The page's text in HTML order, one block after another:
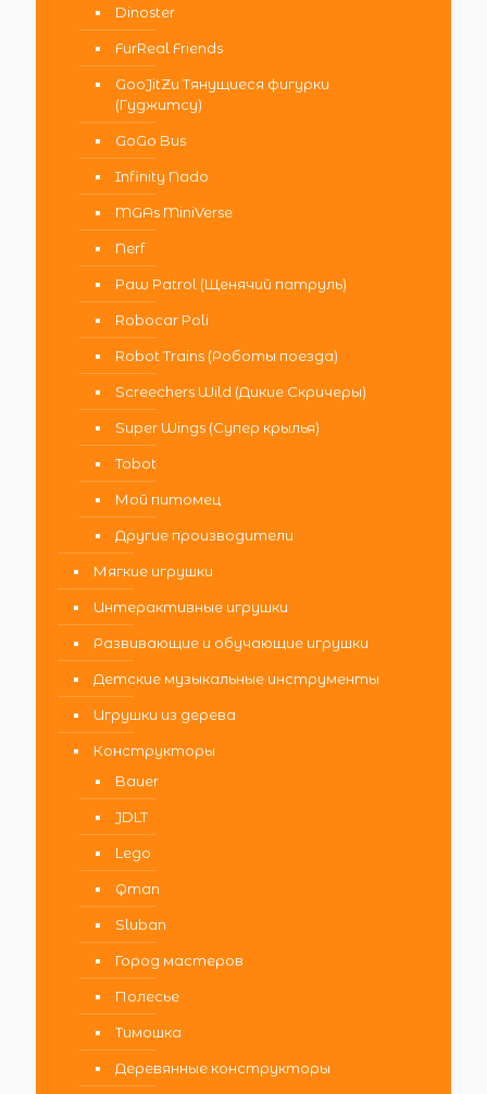
Dinoster
FurReal Friends
GooJitZu Тянущиеся фигурки
(Гуджитсу)
GoGo Bus
Infinity Nado
MGAs MiniVerse
Nerf
Paw Patrol (Щенячий патруль)
Robocar Poli
Robot Trains (Роботы поезда)
Screechers Wild (Дикие Скричеры)
Super Wings (Супер крылья)
Tobot
Мой питомец
Другие производители
Мягкие игрушки
Интерактивные игрушки
Развивающие и обучающие игрушки
Детские музыкальные инструменты
Игрушки из дерева
Конструкторы
Bauer
JDLT
Lego
Qman
Sluban
Город мастеров
Полесье
Тимошка
Деревянные конструкторы